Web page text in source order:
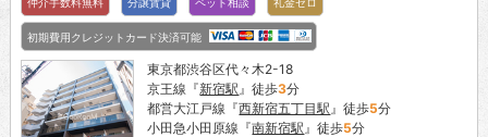
初期費用クレジットカード決済可能
東京都渋谷区代々木2-18
京王線『新宿駅 』徒歩3分
都営大江戸線『西新宿五丁目駅 』徒歩5分
小田急小田原線『南新宿駅 』徒歩5分